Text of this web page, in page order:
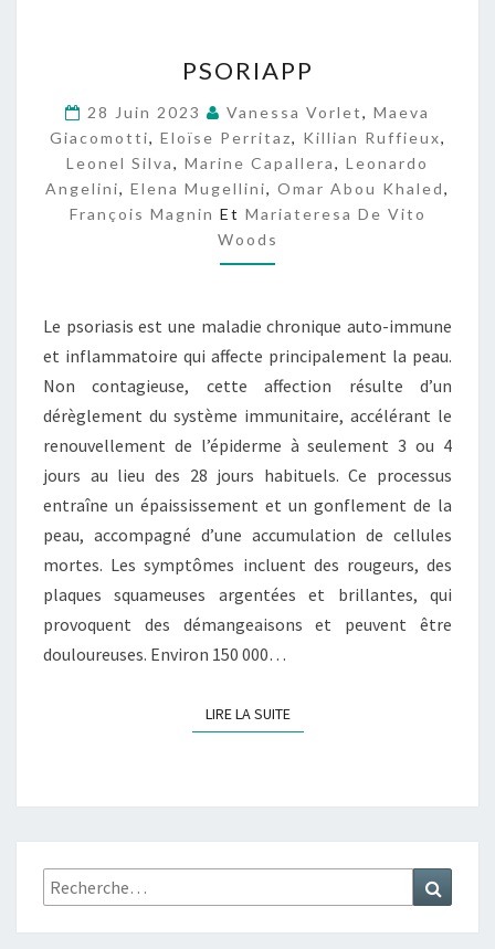
S
R
I
A
P
P
PSORIAPP
28 Juin 2023 Vanessa Vorlet, Maeva
Giacomotti, Eloïse Perritaz, Killian Ruffieux,
Leonel Silva, Marine Capallera, Leonardo
Angelini, Elena Mugellini, Omar Abou Khaled,
François Magnin Et Mariateresa De Vito
Woods
Le psoriasis est une maladie chronique auto-immune
et inflammatoire qui affecte principalement la peau.
Non contagieuse, cette affection résulte d’un
dérèglement du système immunitaire, accélérant le
renouvellement de l’épiderme à seulement 3 ou 4
jours au lieu des 28 jours habituels. Ce processus
entraîne un épaississement et un gonflement de la
peau, accompagné d’une accumulation de cellules
mortes. Les symptômes incluent des rougeurs, des
plaques squameuses argentées et brillantes, qui
provoquent des démangeaisons et peuvent être
douloureuses. Environ 150 000…
LIRE LA SUITELIRE LA SUITE
Rechercher :